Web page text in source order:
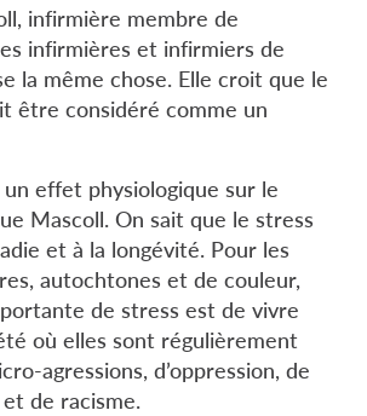
infirmière membre de
infirmières et infirmiers de
la même chose. Elle croit que le
être considéré comme un
un effet physiologique sur le
Mascoll. On sait que le stress
et à la longévité. Pour les
autochtones et de couleur,
de stress est de vivre
où elles sont régulièrement
agressions, d’oppression, de
de racisme.